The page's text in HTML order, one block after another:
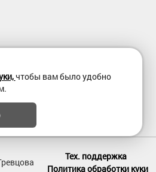
Тех. поддержка
Политика обработки куки
чтобы вам было удобно